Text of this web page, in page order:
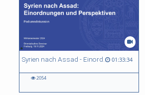
Syrien nach Assad - Einordnungen und Perspektiven (19. Dez. 2024) 01:33:34
01:33:34 duration
2054
46:18 duration
50:22 duration
48:44 duration